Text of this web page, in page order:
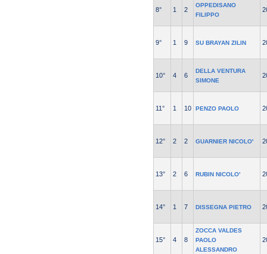
8° 1 2
OPPEDISANO
FILIPPO
9° 1 9 SU BRAYAN ZILIN
10° 4 6
DELLA VENTURA
SIMONE
11° 1 10 PENZO PAOLO
12° 2 2 GUARNIER NICOLO'
13° 2 6 RUBIN NICOLO'
14° 1 7 DISSEGNA PIETRO
15° 4 8
ZOCCA VALDES
PAOLO
ALESSANDRO